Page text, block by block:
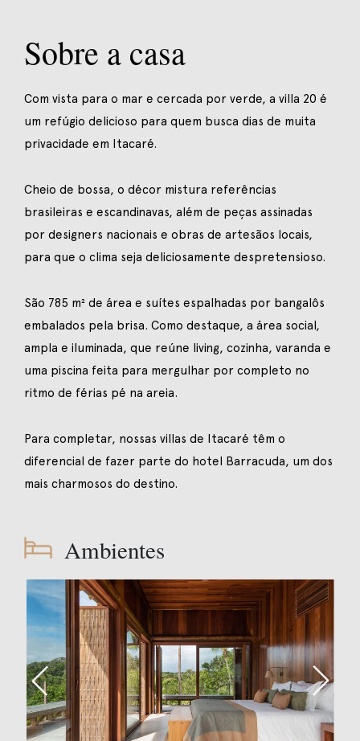
Sobre a casa
Com vista para o mar e cercada por verde, a villa 20 é
um refúgio delicioso para quem busca dias de muita
privacidade em Itacaré.
Cheio de bossa, o décor mistura referências
brasileiras e escandinavas, além de peças assinadas
por designers nacionais e obras de artesãos locais,
para que o clima seja deliciosamente despretensioso.
São 785 m² de área e suítes espalhadas por bangalôs
embalados pela brisa. Como destaque, a área social,
ampla e iluminada, que reúne living, cozinha, varanda e
uma piscina feita para mergulhar por completo no
ritmo de férias pé na areia.
Para completar, nossas villas de Itacaré têm o
diferencial de fazer parte do hotel Barracuda, um dos
mais charmosos do destino.
Ambientes